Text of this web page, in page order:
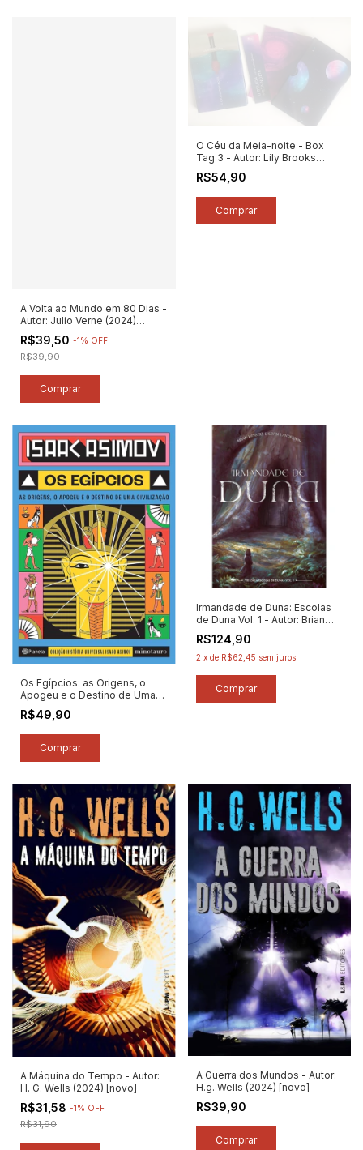
A Volta ao Mundo em 80 Dias -
Autor: Julio Verne (2024)
[novo]
R$39,50 -1% OFF
R$39,90
O Céu da Meia-noite - Box
Tag 3 - Autor: Lily Brooks
Dalton (2021) [usado]
R$54,90
Os Egípcios: as Origens, o
Apogeu e o Destino de Uma
Civilização (história Universal
1) - Autor: Isaac Asimov (2021)
[novo]
R$49,90
Irmandade de Duna: Escolas
de Duna Vol. 1 - Autor: Brian
Herbert / Kevin J. Anderson
(2024) [novo]
R$124,90
2 x de R$62,45 sem juros
A Máquina do Tempo - Autor:
H. G. Wells (2024) [novo]
R$31,58 -1% OFF
R$31,90
A Guerra dos Mundos - Autor:
H.g. Wells (2024) [novo]
R$39,90